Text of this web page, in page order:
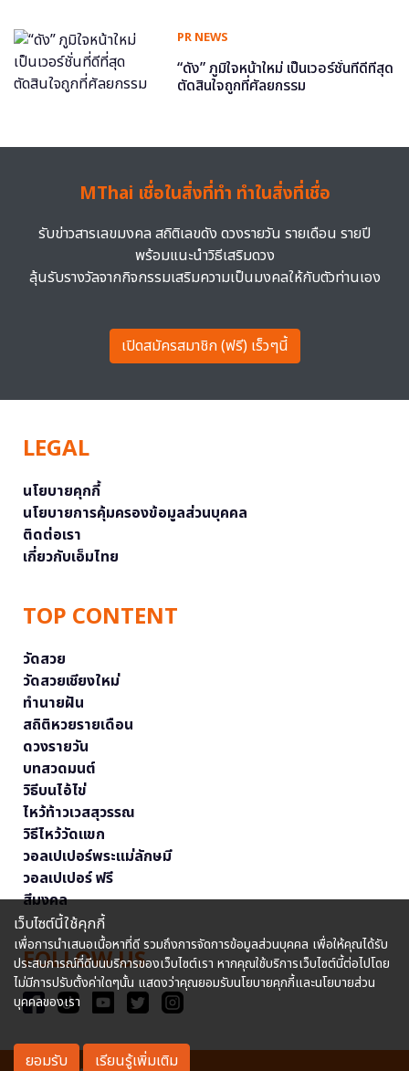
PR NEWS
“ดัง” ภูมิใจหน้าใหม่ เป็นเวอร์ชั่นที่ดีที่สุด
ตัดสินใจถูกที่ศัลยกรรม
MThai เชื่อในสิ่งที่ทำ ทำในสิ่งที่เชื่อ
รับข่าวสารเลขมงคล สถิติเลขดัง ดวงรายวัน รายเดือน รายปี
พร้อมแนะนำวิธีเสริมดวง
ลุ้นรับรางวัลจากกิจกรรมเสริมความเป็นมงคลให้กับตัวท่านเอง
เปิดสมัครสมาชิก (ฟรี) เร็วๆนี้
LEGAL
นโยบายคุกกี้
นโยบายการคุ้มครองข้อมูลส่วนบุคคล
ติดต่อเรา
เกี่ยวกับเอ็มไทย
TOP CONTENT
วัดสวย
วัดสวยเชียงใหม่
ทำนายฝัน
สถิติหวยรายเดือน
ดวงรายวัน
บทสวดมนต์
วิธีบนไอ้ไข่
ไหว้ท้าวเวสสุวรรณ
วิธีไหว้วัดแขก
วอลเปเปอร์พระแม่ลักษมี
วอลเปเปอร์ ฟรี
สีมงคล
FOLLOW US
เว็บไซต์นี้ใช้คุกกี้
เพื่อการนำเสนอเนื้อหาที่ดี รวมถึงการจัดการข้อมูลส่วนบุคคล เพื่อให้คุณได้รับ
ประสบการณ์ที่ดีบนบริการของเว็บไซต์เรา หากคุณใช้บริการเว็บไซต์นี้ต่อไปโดย
ไม่มีการปรับตั้งค่าใดๆนั้น แสดงว่าคุณยอมรับนโยบายคุกกี้และนโยบายส่วน
บุคคลของเรา
ยอมรับ เรียนรู้เพิ่มเติม